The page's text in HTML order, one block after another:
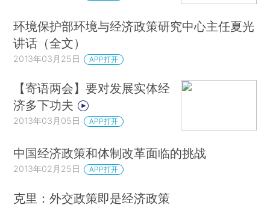
环境保护部环境与经济政策研究中心主任夏光
讲话（全文）
2013年03月25日 APP打开
【寄语两会】要对发展实体经
济多下功夫
2013年03月05日 APP打开
中国经济政策和体制改革面临的挑战
2013年02月25日 APP打开
克里：外交政策即是经济政策